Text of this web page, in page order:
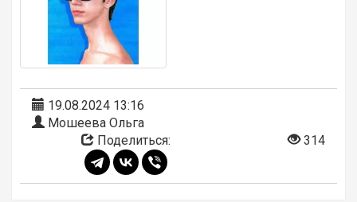
19.08.2024 13:16
Мошеева Ольга
Поделиться:
314